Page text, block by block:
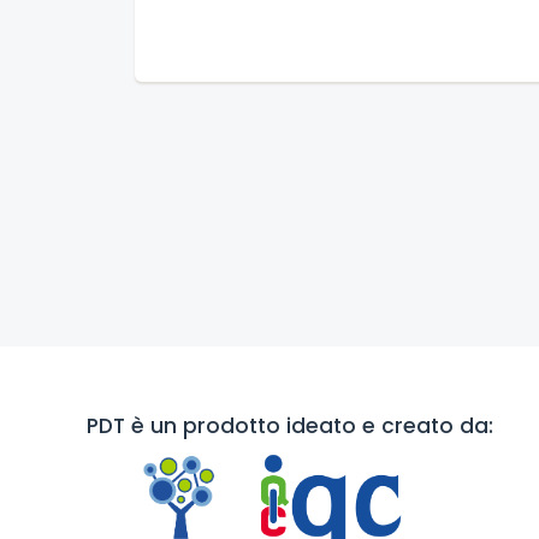
PDT è un prodotto ideato e creato da: